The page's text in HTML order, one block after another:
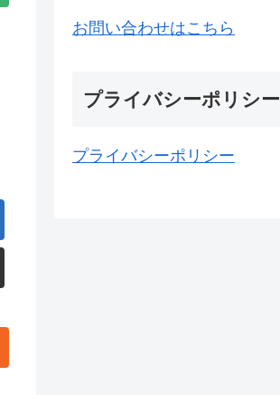
お問い合わせはこちら
プライバシーポリシー
プライバシーポリシー